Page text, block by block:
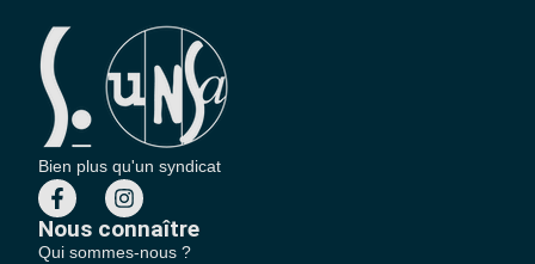
Bien plus qu'un syndicat
Nous connaître
Qui sommes-nous ?